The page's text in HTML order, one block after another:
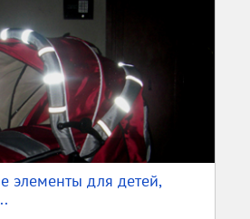
элементы для детей,